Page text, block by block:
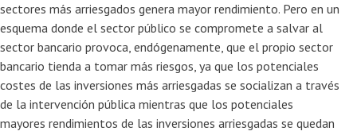
sectores más arriesgados genera mayor rendimiento. Pero en un
esquema donde el sector público se compromete a salvar al
sector bancario provoca, endógenamente, que el propio sector
bancario tienda a tomar más riesgos, ya que los potenciales
costes de las inversiones más arriesgadas se socializan a través
de la intervención pública mientras que los potenciales
mayores rendimientos de las inversiones arriesgadas se quedan